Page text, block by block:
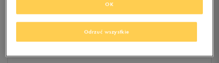
Produkt niedostępnyOdrzuć wszystkie
OK